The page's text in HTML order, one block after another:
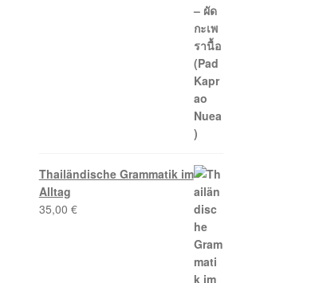
Thailändische Grammatik im
Alltag
35,00 €